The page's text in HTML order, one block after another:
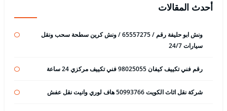
أحدث المقالات
ونش ابو حليفة رقم / 65557275 / ونش كرين سطحة سحب ونقل
سيارات 24/7
رقم فني تكييف كيفان 98025055 فني تكييف مركزي 24 ساعة
شركة نقل اثاث الكويت 50993766 هاف لوري وانيت نقل عفش